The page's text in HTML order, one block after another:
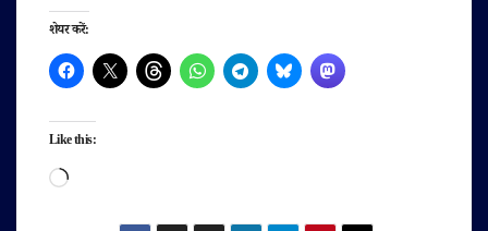
शेयर करें:
Like this:
Loading…